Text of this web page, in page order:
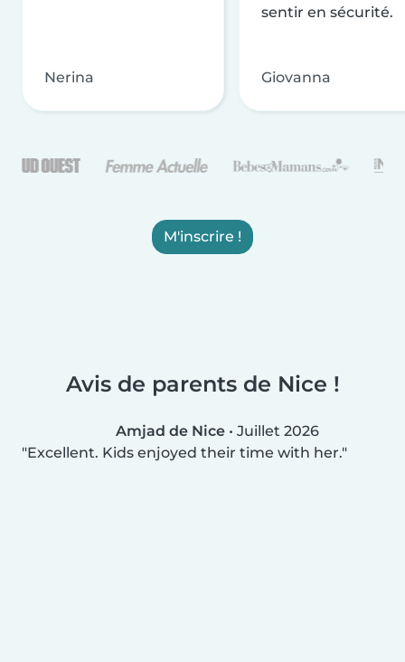
Nerina
sentir en sécurité.
Giovanna
M'inscrire !
Avis de parents de Nice !
Amjad de Nice • Juillet 2026
Excellent. Kids enjoyed their time with her.